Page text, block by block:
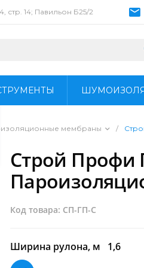
стр. 14; Павильон Б25/2
мембраны /
Строй Профи
Код товара: СП-ГП-C
Ширина рулона, м 1,6